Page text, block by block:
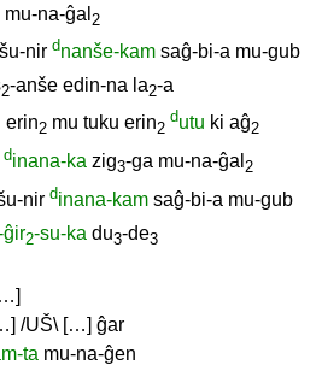
mu-na-ĝal 2
šu-nir dnanše-kam saĝ-bi-a mu-gub
2-anše edin-na la2-a
erin2 mu tuku erin2
dutu ki aĝ2
dinana-ka zig3-ga mu-na-ĝal 2
nir dinana-kam saĝ-bi-a mu-gub
ĝir2-su-ka du3-de3
]
] /UŠ\ […] ĝar
ta mu-na-ĝen